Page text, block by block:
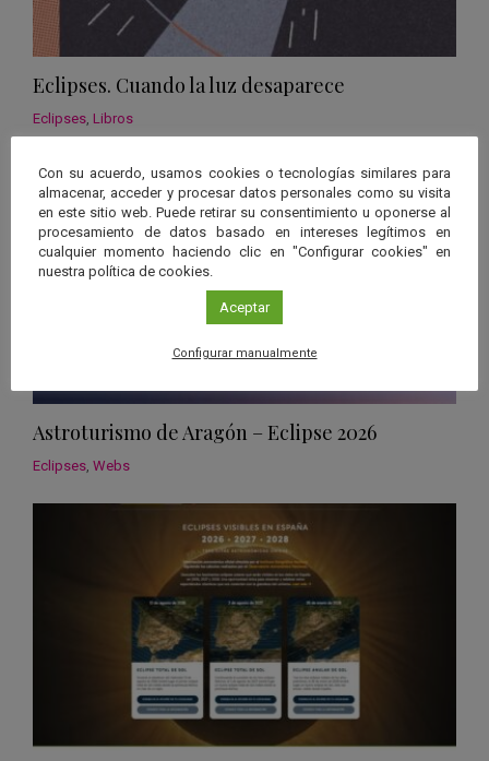
Eclipses. Cuando la luz desaparece
Eclipses, Libros
Astroturismo de Aragón – Eclipse 2026
Eclipses Webs
Con su acuerdo, usamos cookies o tecnologías similares para
almacenar, acceder y procesar datos personales como su visita
en este sitio web. Puede retirar su consentimiento u oponerse al
procesamiento de datos basado en intereses legítimos en
cualquier momento haciendo clic en "Configurar cookies" en
nuestra política de cookies.
Aceptar
Configurar manualmente